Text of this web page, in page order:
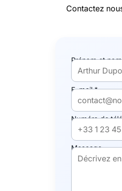
Contactez
Prénom et
E-mail *
Numéro de
Message